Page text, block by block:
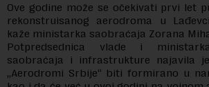
Ove godine može se očekivati prvi let
rekonstruisanog aerodroma u
kaže ministarka saobraćaja Zorana
Potpredsednica vlade i
saobraćaja i infrastrukture najavila
„Aerodromi Srbije“ biti formirano u